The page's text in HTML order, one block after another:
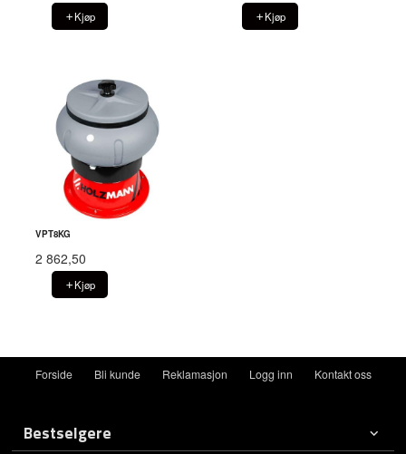
Kjøp Kjøp
VPT8KG
2 862,50
Kjøp
Forside Bli kunde Reklamasjon Logg inn Kontakt oss
Bestselgere